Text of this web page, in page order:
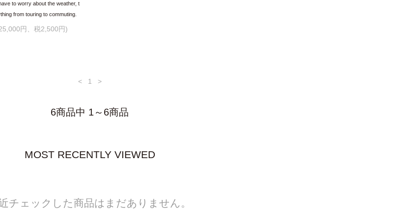
to worry about the weather, t
from touring to commuting.
円、税2,500円)
< 1 >
6商品中 1～6商品
MOST RECENTLY VIEWED
チェックした商品はまだありません。